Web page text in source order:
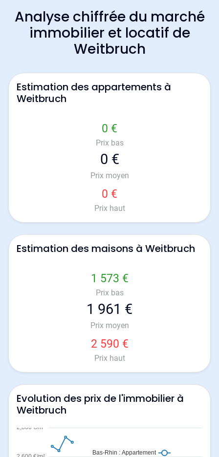
Analyse chiffrée du marché
immobilier et locatif de
Weitbruch
Estimation des appartements à
Weitbruch
0 €
Prix bas
0 €
Prix moyen
0 €
Prix haut
Estimation des maisons à Weitbruch
1 573 €
Prix bas
1 961 €
Prix moyen
2 590 €
Prix haut
Evolution des prix de l'immobilier à
Weitbruch